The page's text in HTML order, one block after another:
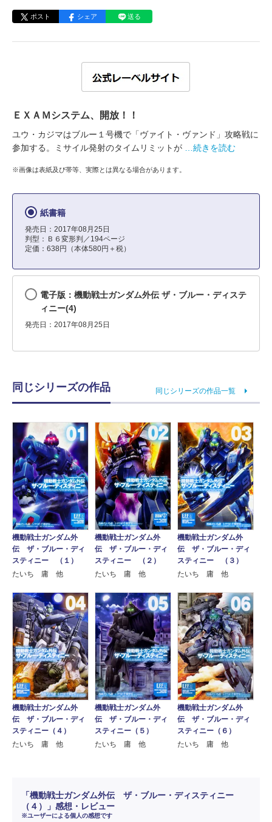
ポスト シェア 送る
ＥＸＡＭシステム、開放！！
ユウ・カジマはブルー１号機で「ヴァイト・ヴァンド」攻略戦に
参加する。ミサイル発射のタイムリミットが
…続きを読む
※画像は表紙及び帯等、実際とは異なる場合があります。
紙書籍
発売日：2017年08月25日
判型：Ｂ６変形判／194ページ
定価：638円（本体580円＋税）
電子版：機動戦士ガンダム外伝 ザ・ブルー・ディステ
ィニー(4)
発売日：2017年08月25日
同じシリーズの作品 同じシリーズの作品一覧
機動戦士ガンダム外
伝 ザ・ブルー・ディ
スティニー （１）
たいち 庸 他
機動戦士ガンダム外
伝 ザ・ブルー・ディ
スティニー （２）
たいち 庸 他
機動戦士ガンダム外
伝 ザ・ブルー・ディ
スティニー （３）
たいち 庸 他
機動戦士ガンダム外
伝 ザ・ブルー・ディ
スティニー（４）
たいち 庸 他
機動戦士ガンダム外
伝 ザ・ブルー・ディ
スティニー（５）
たいち 庸 他
機動戦士ガンダム外
伝 ザ・ブルー・ディ
スティニー（６）
たいち 庸 他
「機動戦士ガンダム外伝 ザ・ブルー・ディスティニー
（４）」感想・レビュー
※ユーザーによる個人の感想です